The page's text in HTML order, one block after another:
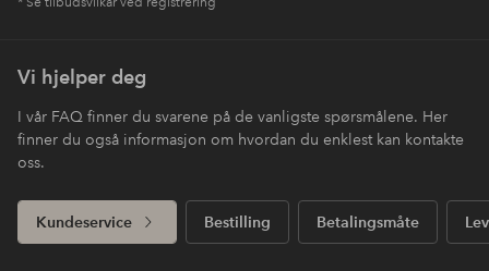
Vi hjelper deg
I vår FAQ finner du svarene på de vanligste spørsmålene. Her
finner du også informasjon om hvordan du enklest kan kontakte
oss.
Kundeservice Bestilling Betalingsmåte